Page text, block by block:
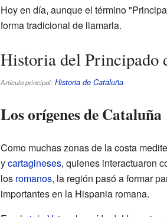
Hoy en día, aunque el término
forma tradicional de llamarla.
Historia del Principado
Artículo principal: Historia de Cataluña
Los orígenes de Cataluña
Como muchas zonas de la costa
ycartagineses, quienes interactuaron
los romanos, la región pasó a formar
importantes en la Hispania romana.